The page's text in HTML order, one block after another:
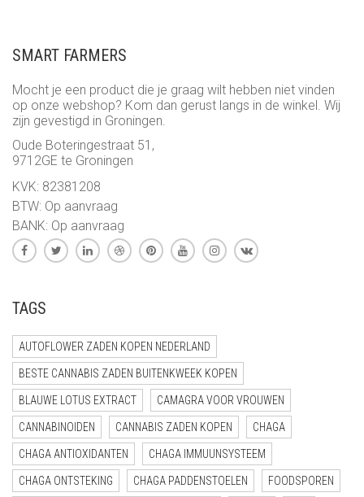
SMART FARMERS
Mocht je een product die je graag wilt hebben niet vinden
op onze webshop? Kom dan gerust langs in de winkel. Wij
zijn gevestigd in Groningen.
Oude Boteringestraat 51,
9712GE te Groningen
KVK: 82381208
BTW: Op aanvraag
BANK: Op aanvraag
TAGS
AUTOFLOWER ZADEN KOPEN NEDERLAND
BESTE CANNABIS ZADEN BUITENKWEEK KOPEN
BLAUWE LOTUS EXTRACT CAMAGRA VOOR VROUWEN
CANNABINOIDEN CANNABIS ZADEN KOPEN CHAGA
CHAGA ANTIOXIDANTEN CHAGA IMMUUNSYSTEEM
CHAGA ONTSTEKING CHAGA PADDENSTOELEN FOODSPOREN